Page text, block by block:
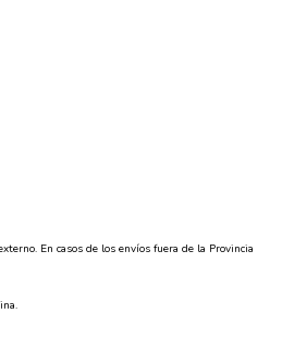
En casos de los envíos fuera de la Provincia